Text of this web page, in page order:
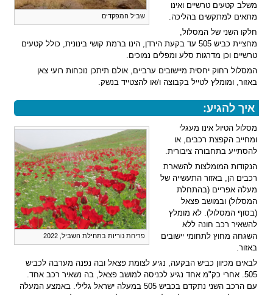
שביל המפקדים
משלב קטעים טרשיים ואינו
מתאים למתקשים בהליכה.
חלקו השני של המסלול,
מחציית כביש 505 עד בקעת הירדן, הינו ברמת קושי בינונית, כולל קטעים
טרשיים וכן מדרגות סלע ומפלים נמוכים.
המסלול רחוק יחסית מיישובים ערביים, אולם תיתכן נוכחות רועי צאן
באזור, ומומלץ לטייל בקבוצה ו/או להצטייד בנשק.
איך להגיע:
פריחת נוריות בתחילת השביל, 2022
מסלול הטיול אינו מעגלי
ומחייב הקפצת רכבים, או
להסתייע בתחבורה ציבורית.
הנקודות המומלצות להשארת
רכבים הן, באזור התעשייה של
מעלה אפריים (בהתחלת
המסלול) ובמושב פצאל
(בסוף המסלול). לא מומלץ
להשאיר רכב חונה ללא
השגחה מחוץ לתחומי יישובים
באזור.
לבאים מכיוון כביש הבקעה, נגיע לצומת פצאל ובה נפנה מערבה לכביש
505. אחרי כק"מ אחד נגיע לכניסה למושב פצאל, בה נשאיר רכב אחד.
עם הרכב השני נתקדם בכביש 505 במעלה ישראל גלילי. באמצע המעלה